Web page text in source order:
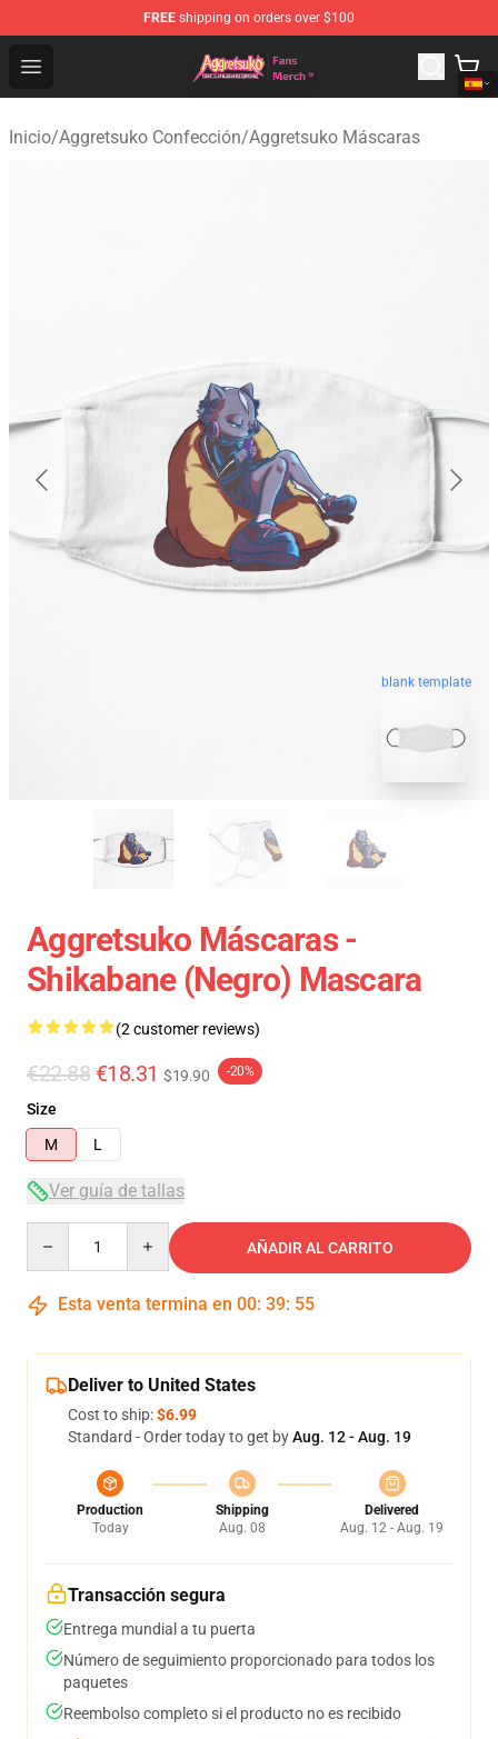
FREE shipping on orders over $100
Open menu
Aggretsuko Store - Official Aggretsuko Merchandise
Inicio/Aggretsuko Confección/Aggretsuko Máscaras
blank template
Aggretsuko Máscaras -
Shikabane (Negro) Mascara
(2 customer reviews)
€22.88 €18.31 $19.90 -20%
Size
M
L
Ver guía de tallas
AÑADIR AL CARRITO
Esta venta termina en 00: 39: 54
Deliver to United States
Cost to ship:$6.99
Standard - Order today to get byAug. 12 - Aug. 19
Production
Today
Shipping
Aug. 08
Delivered
Aug. 12 - Aug. 19
Transacción segura
Entrega mundial a tu puerta
Número de seguimiento proporcionado para todos los
paquetes
Reembolso completo si el producto no es recibido